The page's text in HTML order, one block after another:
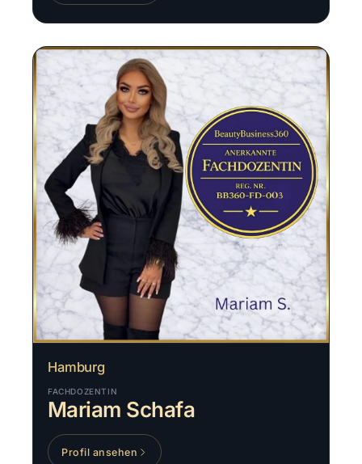
Hamburg
FACHDOZENTIN
Mariam Schafa
Profil ansehen